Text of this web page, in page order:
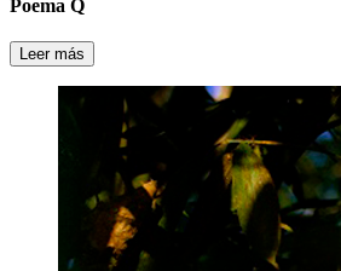
Poema Q
Leer más